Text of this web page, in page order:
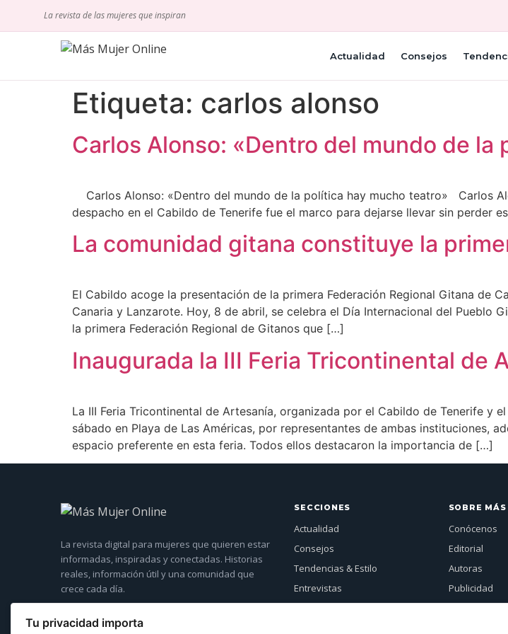
La revista de las mujeres que inspiran
Actualidad Consejos
Etiqueta: carlos alonso
Carlos Alonso: «Dentro del mundo de
Carlos Alonso: «Dentro del mundo de la política hay mucho teatro» Carlos
despacho en el Cabildo de Tenerife fue el marco para dejarse llevar sin
La comunidad gitana constituye la
El Cabildo acoge la presentación de la primera Federación Regional Gitana de
Canaria y Lanzarote. Hoy, 8 de abril, se celebra el Día Internacional del Pueblo
la primera Federación Regional de Gitanos que […]
Inaugurada la III Feria Tricontinental de
La III Feria Tricontinental de Artesanía, organizada por el Cabildo de Tenerife y
sábado en Playa de Las Américas, por representantes de ambas instituciones,
espacio preferente en esta feria. Todos ellos destacaron la importancia de […]
La revista digital para mujeres que quieren estar
informadas, inspiradas y conectadas. Historias
reales, información útil y una comunidad que
crece cada día.
SECCIONES
Actualidad
Consejos
Tendencias & Estilo
Entrevistas
SOBRE MÁS
Conócenos
Editorial
Autoras
Publicidad
Tu privacidad importa